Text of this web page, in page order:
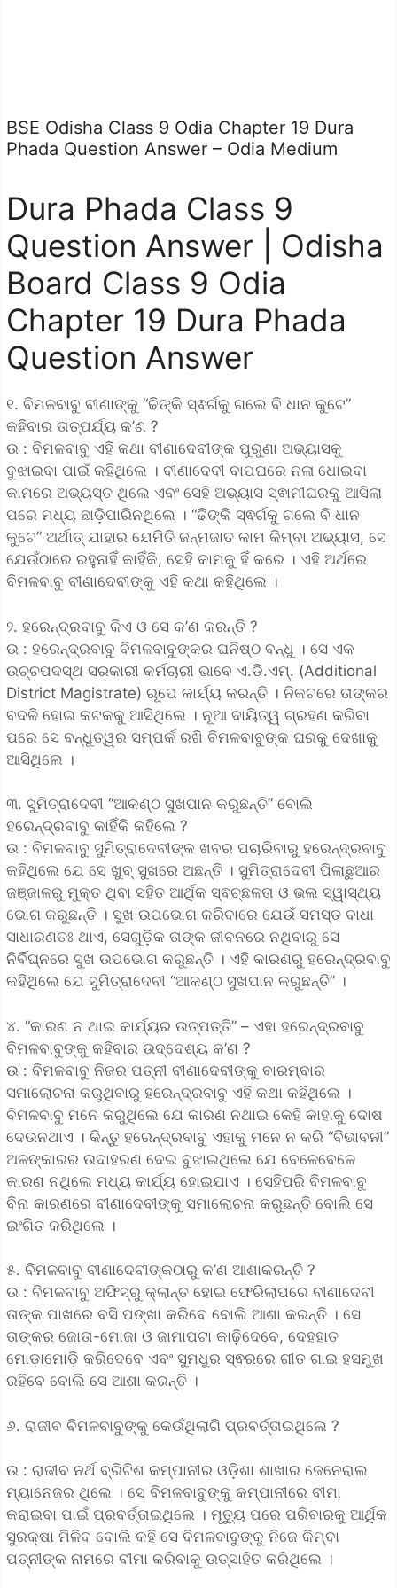
BSE Odisha Class 9 Odia Chapter 19 Dura
Phada Question Answer – Odia Medium
Dura Phada Class 9
Question Answer | Odisha
Board Class 9 Odia
Chapter 19 Dura Phada
Question Answer
୧. ବିମଳବାବୁ ବୀଣାଙ୍କୁ “ଢିଙ୍କି ସ୍ଵର୍ଗକୁ ଗଲେ ବି ଧାନ କୁଟେ”
କହିବାର ତାତ୍ପର୍ଯ୍ୟ କ’ଣ ?
ଉ : ବିମଳବାବୁ ଏହି କଥା ବୀଣାଦେବୀଙ୍କ ପୁରୁଣା ଅଭ୍ୟାସକୁ
ବୁଝାଇବା ପାଇଁ କହିଥିଲେ । ବୀଣାଦେବୀ ବାପଘରେ ନଳା ଧୋଇବା
କାମରେ ଅଭ୍ୟସ୍ତ ଥିଲେ ଏବଂ ସେହି ଅଭ୍ୟାସ ସ୍ଵାମୀଘରକୁ ଆସିଲା
ପରେ ମଧ୍ୟ ଛାଡ଼ିପାରିନଥିଲେ । “ଢିଙ୍କି ସ୍ଵର୍ଗକୁ ଗଲେ ବି ଧାନ
କୁଟେ” ଅର୍ଥାତ୍ ଯାହାର ଯେମିତି ଜନ୍ମଜାତ କାମ କିମ୍ବା ଅଭ୍ୟାସ, ସେ
ଯେଉଁଠାରେ ରହୁନାହିଁ କାହିଁକି, ସେହି କାମକୁ ହିଁ କରେ । ଏହି ଅର୍ଥରେ
ବିମଳବାବୁ ବୀଣାଦେବୀଙ୍କୁ ଏହି କଥା କହିଥିଲେ ।
୨. ହରେନ୍ଦ୍ରବାବୁ କିଏ ଓ ସେ କ’ଣ କରନ୍ତି ?
ଉ : ହରେନ୍ଦ୍ରବାବୁ ବିମଳବାବୁଙ୍କର ଘନିଷ୍ଠ ବନ୍ଧୁ । ସେ ଏକ
ଉଚ୍ଚପଦସ୍ଥ ସରକାରୀ କର୍ମଚାରୀ ଭାବେ ଏ.ଡି.ଏମ୍. (Additional
District Magistrate) ରୂପେ କାର୍ଯ୍ୟ କରନ୍ତି । ନିକଟରେ ତାଙ୍କର
ବଦଳି ହୋଇ କଟକକୁ ଆସିଥିଲେ । ନୂଆ ଦାୟିତ୍ୱ ଗ୍ରହଣ କରିବା
ପରେ ସେ ବନ୍ଧୁତ୍ୱର ସମ୍ପର୍କ ରଖି ବିମଳବାବୁଙ୍କ ଘରକୁ ଦେଖାକୁ
ଆସିଥିଲେ ।
୩. ସୁମିତ୍ରାଦେବୀ “ଆକଣ୍ଠ ସୁଖପାନ କରୁଛନ୍ତି” ବୋଲି
ହରେନ୍ଦ୍ରବାବୁ କାହିଁକି କହିଲେ ?
ଉ : ବିମଳବାବୁ ସୁମିତ୍ରାଦେବୀଙ୍କ ଖବର ପଚାରିବାରୁ ହରେନ୍ଦ୍ରବାବୁ
କହିଥିଲେ ଯେ ସେ ଖୁବ୍ ସୁଖରେ ଅଛନ୍ତି । ସୁମିତ୍ରାଦେବୀ ପିଲାଛୁଆର
ଜଞ୍ଜାଳରୁ ମୁକ୍ତ ଥିବା ସହିତ ଆର୍ଥିକ ସ୍ଵଚ୍ଛଳତା ଓ ଭଲ ସ୍ୱାସ୍ଥ୍ୟ
ଭୋଗ କରୁଛନ୍ତି । ସୁଖ ଉପଭୋଗ କରିବାରେ ଯେଉଁ ସମସ୍ତ ବାଧା
ସାଧାରଣତଃ ଥାଏ, ସେଗୁଡ଼ିକ ତାଙ୍କ ଜୀବନରେ ନଥିବାରୁ ସେ
ନିର୍ବିଘ୍ନରେ ସୁଖ ଉପଭୋଗ କରୁଛନ୍ତି । ଏହି କାରଣରୁ ହରେନ୍ଦ୍ରବାବୁ
କହିଥିଲେ ଯେ ସୁମିତ୍ରାଦେବୀ “ଆକଣ୍ଠ ସୁଖପାନ କରୁଛନ୍ତି” ।
୪. “କାରଣ ନ ଥାଇ କାର୍ଯ୍ୟର ଉତ୍ପତ୍ତି” – ଏହା ହରେନ୍ଦ୍ରବାବୁ
ବିମଳବାବୁଙ୍କୁ କହିବାର ଉଦ୍ଦେଶ୍ୟ କ’ଣ ?
ଉ : ବିମଳବାବୁ ନିଜର ପତ୍ନୀ ବୀଣାଦେବୀଙ୍କୁ ବାରମ୍ବାର
ସମାଲୋଚନା କରୁଥିବାରୁ ହରେନ୍ଦ୍ରବାବୁ ଏହି କଥା କହିଥିଲେ ।
ବିମଳବାବୁ ମନେ କରୁଥିଲେ ଯେ କାରଣ ନଥାଇ କେହି କାହାକୁ ଦୋଷ
ଦେଉନଥାଏ । କିନ୍ତୁ ହରେନ୍ଦ୍ରବାବୁ ଏହାକୁ ମନେ ନ କରି “ବିଭାବନୀ”
ଅଳଙ୍କାରର ଉଦାହରଣ ଦେଇ ବୁଝାଇଥିଲେ ଯେ ବେଳେବେଳେ
କାରଣ ନଥିଲେ ମଧ୍ୟ କାର୍ଯ୍ୟ ହୋଇଯାଏ । ସେହିପରି ବିମଳବାବୁ
ବିନା କାରଣରେ ବୀଣାଦେବୀଙ୍କୁ ସମାଲୋଚନା କରୁଛନ୍ତି ବୋଲି ସେ
ଇଂଗିତ କରିଥିଲେ ।
୫. ବିମଳବାବୁ ବୀଣାଦେବୀଙ୍କଠାରୁ କ’ଣ ଆଶାକରନ୍ତି ?
ଉ : ବିମଳବାବୁ ଅଫିସ୍‌ରୁ କ୍ଲାନ୍ତ ହୋଇ ଫେରିଲାପରେ ବୀଣାଦେବୀ
ତାଙ୍କ ପାଖରେ ବସି ପଙ୍ଖା କରିବେ ବୋଲି ଆଶା କରନ୍ତି । ସେ
ତାଙ୍କର ଜୋତା-ମୋଜା ଓ ଜାମାପଟା କାଢ଼ିଦେବେ, ଦେହହାତ
ମୋଡ଼ାମୋଡ଼ି କରିଦେବେ ଏବଂ ସୁମଧୁର ସ୍ଵରରେ ଗୀତ ଗାଇ ହସମୁଖ
ରହିବେ ବୋଲି ସେ ଆଶା କରନ୍ତି ।
୬. ରାଜୀବ ବିମଳବାବୁଙ୍କୁ କେଉଁଥିଲାଗି ପ୍ରବର୍ତ୍ତାଇଥିଲେ ?
ଉ : ରାଜୀବ ନର୍ଥ ବ୍ରିଟିଶ କମ୍ପାନୀର ଓଡ଼ିଶା ଶାଖାର ଜେନେରାଲ
ମ୍ୟାନେଜର ଥିଲେ । ସେ ବିମଳବାବୁଙ୍କୁ କମ୍ପାନୀରେ ବୀମା
କରାଇବା ପାଇଁ ପ୍ରବର୍ତ୍ତାଇଥିଲେ । ମୃତ୍ୟୁ ପରେ ପରିବାରକୁ ଆର୍ଥିକ
ସୁରକ୍ଷା ମିଳିବ ବୋଲି କହି ସେ ବିମଳବାବୁଙ୍କୁ ନିଜେ କିମ୍ବା
ପତ୍ନୀଙ୍କ ନାମରେ ବୀମା କରିବାକୁ ଉତ୍ସାହିତ କରିଥିଲେ ।